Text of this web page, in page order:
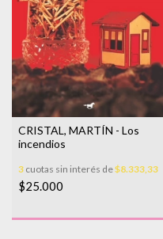
CRISTAL, MARTÍN - Los
incendios
3 cuotas sin interés de$8.333,33
$25.000